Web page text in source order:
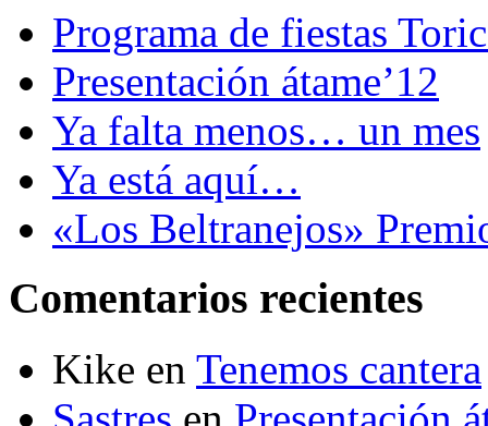
Programa de fiestas
Presentación átame’12
Ya falta menos… un mes
Ya está aquí…
«Los Beltranejos»
Comentarios recientes
Kike en Tenemos cantera